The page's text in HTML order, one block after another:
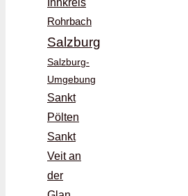
Innkreis
Rohrbach
Salzburg
Salzburg-
Umgebung
Sankt
Pölten
Sankt
Veit an
der